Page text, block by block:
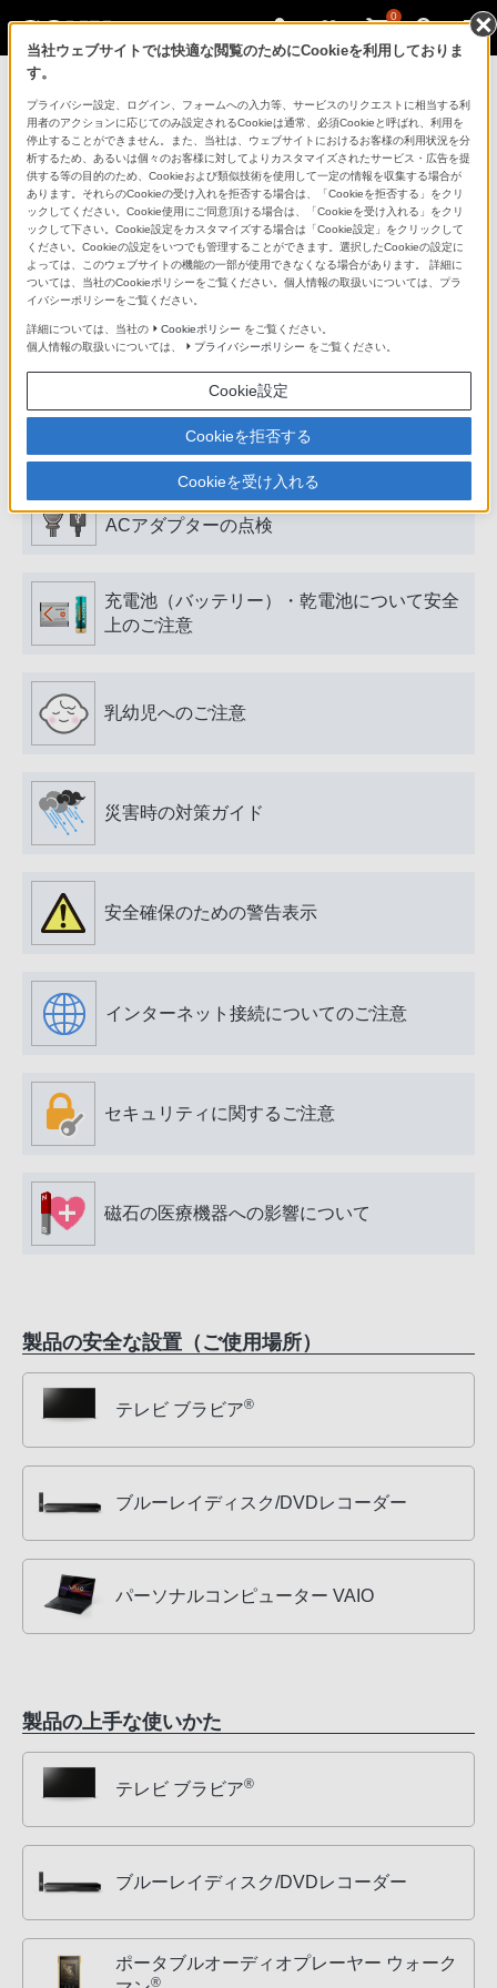
0
製品を安全に、安心してご使用いただ
くために
日常の清掃・点検が大切です。安全のため取扱説明書を
よく読みましょう。
製品に関する重要なお知らせ
安全で上手な使いかた
愛情点検のおすすめ
電源プラグ・コード、USB端子・ケーブル、
ACアダプターの点検
充電池（バッテリー）・乾電池について安全
上のご注意
乳幼児へのご注意
災害時の対策ガイド
安全確保のための警告表示
インターネット接続についてのご注意
セキュリティに関するご注意
磁石の医療機器への影響について
製品の安全な設置（ご使用場所）
テレビ ブラビア®
ブルーレイディスク/DVDレコーダー
パーソナルコンピューター VAIO
製品の上手な使いかた
テレビ ブラビア®
ブルーレイディスク/DVDレコーダー
ポータブルオーディオプレーヤー ウォーク
®
当社ウェブサイトでは快適な閲覧のためにCookieを利用しておりま
す。
プライバシー設定、ログイン、フォームへの入力等、サービスのリクエストに相当する利
用者のアクションに応じてのみ設定されるCookieは通常、必須Cookieと呼ばれ、利用を
停止することができません。また、当社は、ウェブサイトにおけるお客様の利用状況を分
析するため、あるいは個々のお客様に対してよりカスタマイズされたサービス・広告を提
供する等の目的のため、Cookieおよび類似技術を使用して一定の情報を収集する場合が
あります。それらのCookieの受け入れを拒否する場合は、「Cookieを拒否する」をクリ
ックしてください。Cookie使用にご同意頂ける場合は、「Cookieを受け入れる」をクリ
ックして下さい。Cookie設定をカスタマイズする場合は「Cookie設定」をクリックして
ください。Cookieの設定をいつでも管理することができます。選択したCookieの設定に
よっては、このウェブサイトの機能の一部が使用できなくなる場合があります。 詳細に
ついては、当社のCookieポリシーをご覧ください。個人情報の取扱いについては、プラ
イバシーポリシーをご覧ください。
詳細については、当社の Cookieポリシー をご覧ください。
個人情報の取扱いについては、
プライバシーポリシー をご覧ください。
Cookie設定
Cookieを拒否する
Cookieを受け入れる